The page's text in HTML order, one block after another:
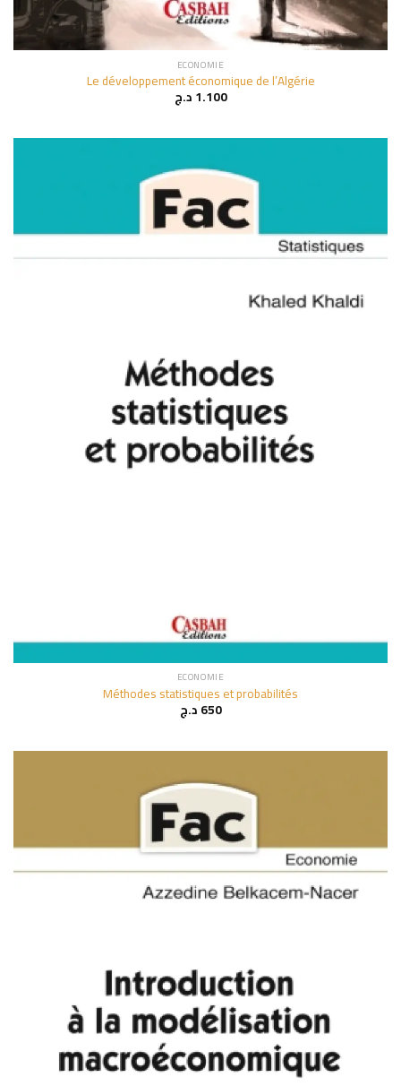
ECONOMIE
Le développement économique de l’Algérie
1.100د.ج
ECONOMIE
Méthodes statistiques et probabilités
650د.ج